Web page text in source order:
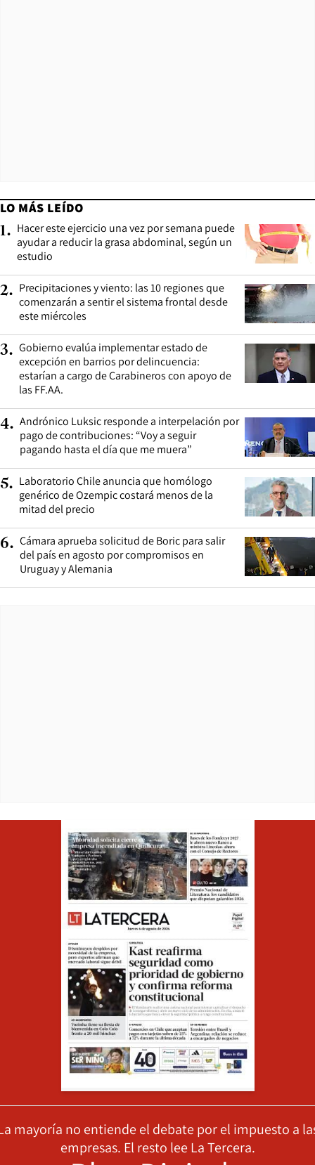
LO MÁS LEÍDO
1. Hacer este ejercicio una vez por semana puede
ayudar a reducir la grasa abdominal, según un
estudio
2. Precipitaciones y viento: las 10 regiones que
comenzarán a sentir el sistema frontal desde
este miércoles
3. Gobierno evalúa implementar estado de
excepción en barrios por delincuencia:
estarían a cargo de Carabineros con apoyo de
las FF.AA.
4. Andrónico Luksic responde a interpelación por
pago de contribuciones: “Voy a seguir
pagando hasta el día que me muera”
5. Laboratorio Chile anuncia que homólogo
genérico de Ozempic costará menos de la
mitad del precio
6. Cámara aprueba solicitud de Boric para salir
del país en agosto por compromisos en
Uruguay y Alemania
mayoría no entiende el debate por el impuesto a
empresas. El resto lee La Tercera.